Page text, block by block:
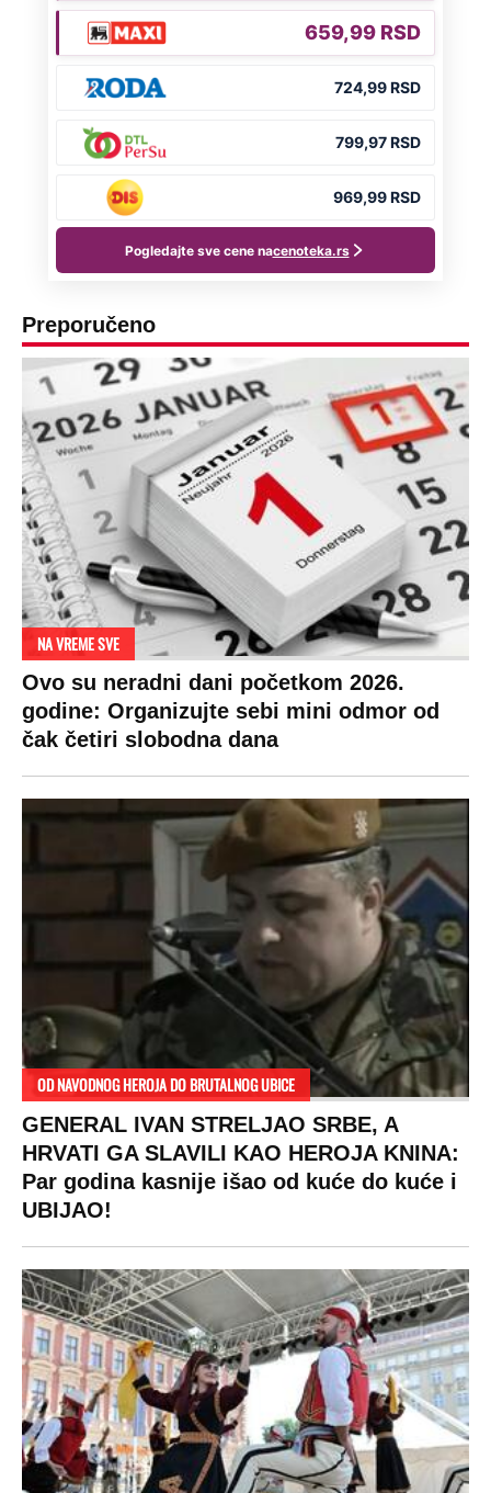
Preporučeno
NA VREME SVE
Ovo su neradni dani početkom 2026.
godine: Organizujte sebi mini odmor od
čak četiri slobodna dana
OD NAVODNOG HEROJA DO BRUTALNOG UBICE
GENERAL IVAN STRELJAO SRBE, A
HRVATI GA SLAVILI KAO HEROJA KNINA:
Par godina kasnije išao od kuće do kuće i
UBIJAO!